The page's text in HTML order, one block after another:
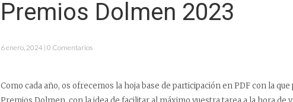
Premios Dolmen 2023
6 enero, 2024 | 0 Comentarios
Como cada año, os ofrecemos la hoja base de participación en PDF con la